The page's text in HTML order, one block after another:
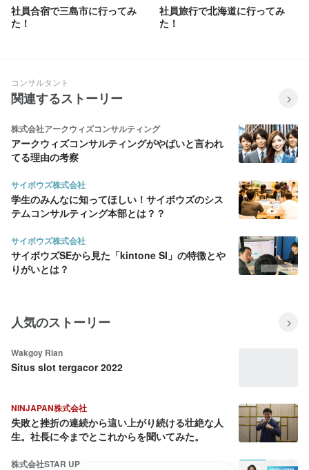
社員合宿で三島市に行ってみ
た！
社員旅行で北海道に行ってみ
た！
コンサルタント
関連するストーリー
株式会社アークウィズコンサルティング
アークウィズコンサルティングがやばいと言われ
てる理由の考察
サイボウズ株式会社
学生のみんなに知ってほしい！サイボウズのシス
テムコンサルティング本部とは？？
サイボウズ株式会社
サイボウズSEから見た「kintone SI」の特徴とや
りがいとは？
人気のストーリー
Wakgoy Rian
Situs slot tergacor 2022
NINJAPAN株式会社
失敗と挫折の連続から這い上がり続ける壮絶な人
生。社長に今までとこれからを聞いてみた。
株式会社STAR UP